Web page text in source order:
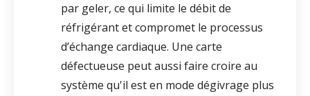
par geler, ce qui limite le débit de
réfrigérant et compromet le processus
d’échange cardiaque. Une carte
défectueuse peut aussi faire croire au
système qu'il est en mode dégivrage plus